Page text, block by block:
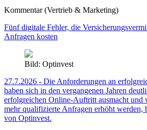
Kommentar (Vertrieb & Marketing)
Fünf digitale Fehler, die
Anfragen kosten
Bild: Optinvest
27.7.2026 - Die Anforderungen an
haben sich in den vergangenen Jahren
erfolgreichen Online-Auftritt ausmacht und
mehr qualifizierte Anfragen erhöht werden,
von Optinvest.